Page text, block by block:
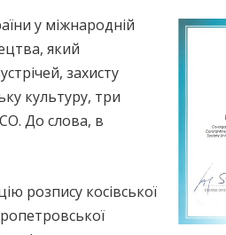
у міжнародній
який
захисту
культуру, три
До слова, в
розпису косівської